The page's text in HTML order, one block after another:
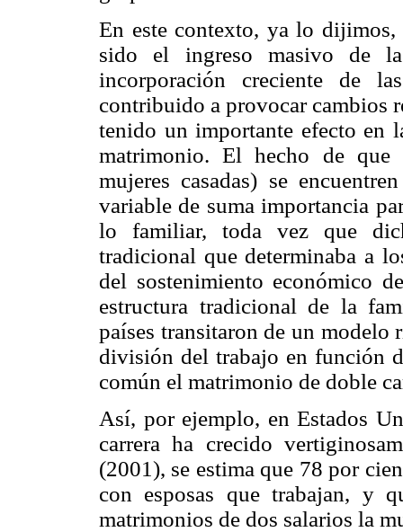
En este contexto, ya lo dijimos,
sido el ingreso masivo de
incorporación creciente de
contribuido a provocar cambios
tenido un importante efecto en
matrimonio. El hecho de que
mujeres casadas) se
variable de suma importancia
lo familiar, toda vez que
tradicional que determinaba a
del sostenimiento económico
estructura tradicional de la
países transitaron de un
división del trabajo en función
común el matrimonio de doble
Así, por ejemplo, en Estados
carrera ha crecido
(2001), se estima que 78 por
con esposas que trabajan, y
matrimonios de dos salarios la